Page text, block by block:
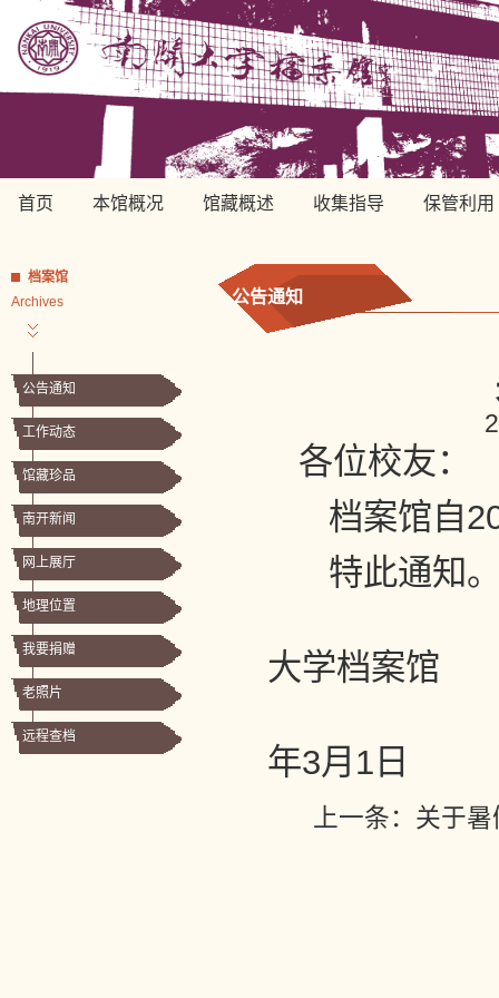
首页 本馆概况 馆藏概述 收集指导 保管利用
档案馆
Archives
公告通知
工作动态
馆藏珍品
南开新闻
网上展厅
地理位置
我要捐赠
老照片
远程查档
公告通知
各位校友：
档案馆自
特此通知
大学档案馆
年3月1日
上一条： 关于